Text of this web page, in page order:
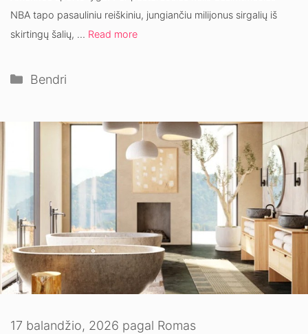
NBA tapo pasauliniu reiškiniu, jungiančiu milijonus sirgalių iš
skirtingų šalių, … Read more
Kategorijos
Bendri
17 balandžio, 2026 pagal Romas